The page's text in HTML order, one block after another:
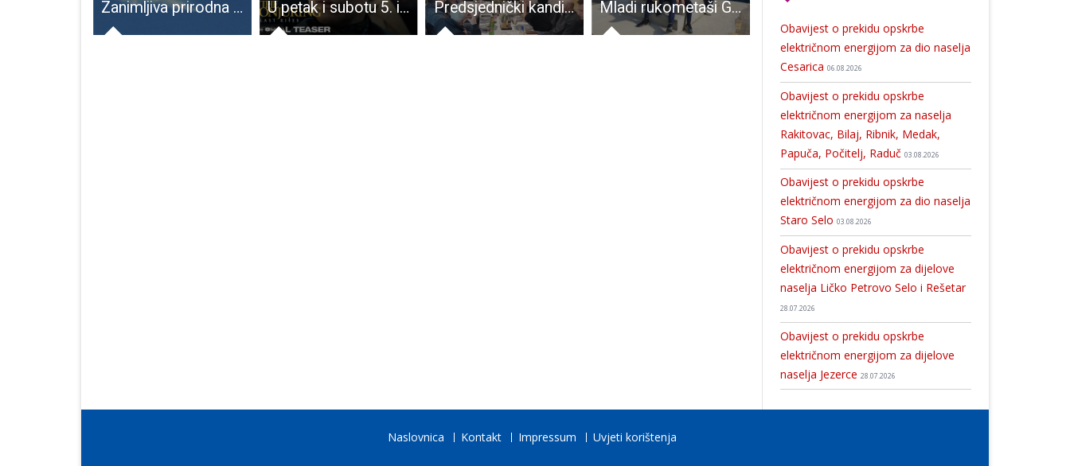
Zanimljiva prirodna pojava u oblaku iznad Gospića U petak i subotu 5. i 6.rujna od 20 sati u kinu Korzo gledajte horor “Prikazivanja 4: posljednji obredi” Predsjednički kandidat Tomislav Jonjić posjetio ličke pravaše i poručio: „Nacionalna sigurnost i nacionalni opstanak su prioritet“ Mladi rukometaši Gospića “poharali” Istru!
Obavijest o prekidu opskrbe
električnom energijom za dio naselja
Cesarica 06.08.2026
Obavijest o prekidu opskrbe
električnom energijom za naselja
Rakitovac, Bilaj, Ribnik, Medak,
Papuča, Počitelj, Raduč 03.08.2026
Obavijest o prekidu opskrbe
električnom energijom za dio naselja
Staro Selo 03.08.2026
Obavijest o prekidu opskrbe
električnom energijom za dijelove
naselja Ličko Petrovo Selo i Rešetar
28.07.2026
Obavijest o prekidu opskrbe
električnom energijom za dijelove
naselja Jezerce 28.07.2026
Naslovnica Kontakt Impressum Uvjeti korištenja